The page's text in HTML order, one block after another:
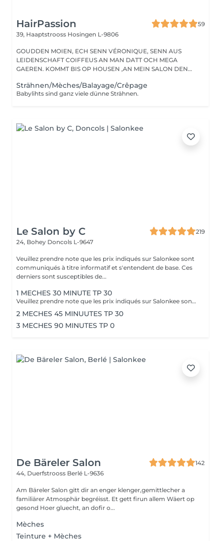
HairPassion
59
39, Haaptstrooss Hosingen L-9806
GOUDDEN MOIEN, ECH SENN VÉRONIQUE, SENN AUS
LEIDENSCHAFT COIFFEUS AN MAN DATT OCH MEGA
GAEREN. KOMMT BIS OP HOUSEN ,AN MEIN SALON DEN
Strähnen/Mèches/Balayage/Crêpage
Babylihts sind ganz viele dünne Strähnen.
Le Salon by C
219
24, Bohey Doncols L-9647
Veuillez prendre note que les prix indiqués sur Salonkee sont
communiqués à titre informatif et s'entendent de base. Ces
derniers sont susceptibles de...
1 MECHES 30 MINUTE TP 30
Veuillez prendre note que les prix indiqués sur Salonkee sont communiqués à titre informatif et s'entendent de base. Ces derniers sont susceptibles de varier selon le diagnostic réalisé à votre arrivée au salon et l'expertise du professionnel à qui vous confiez votre beauté. Dans tous les cas, un devis précis vous sera proposé et toutes réalisations de prestations seront effectuées avec votre accord. Un grand merci d'avance pour votre compréhension. Au plaisir de vous recevoir très vite.
2 MECHES 45 MINUUTES TP 30
3 MECHES 90 MINUTES TP 0
De Bäreler Salon
142
44, Duerfstrooss Berlé L-9636
Am Bäreler Salon gitt dir an enger klenger,gemittlecher a
familiärer Atmosphär begréisst. Et gett firun allem Wäert op
gesond Hoer gluecht, an dofir o...
Mèches
Teinture + Mèches